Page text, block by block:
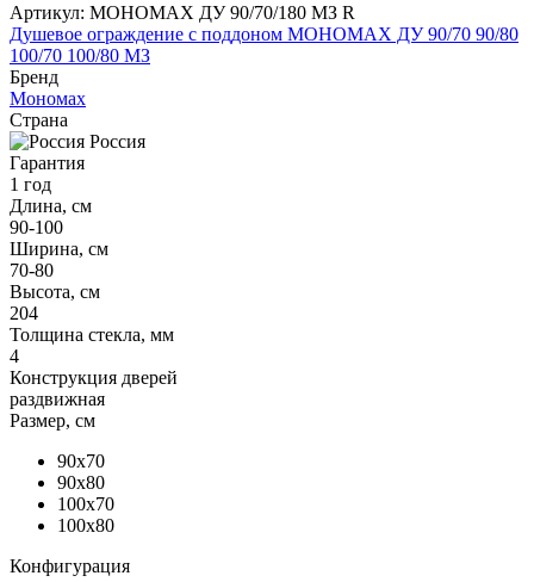
Артикул: МОНОМАХ ДУ 90/70/180 МЗ R
Душевое ограждение с поддоном МОНОМАХ ДУ 90/70 90/80
100/70 100/80 МЗ
Бренд
Мономах
Страна
Россия
Гарантия
1 год
Длина, см
90-100
Ширина, см
70-80
Высота, см
204
Толщина стекла, мм
4
Конструкция дверей
раздвижная
Размер, см
90x70
90x80
100x70
100x80
Конфигурация